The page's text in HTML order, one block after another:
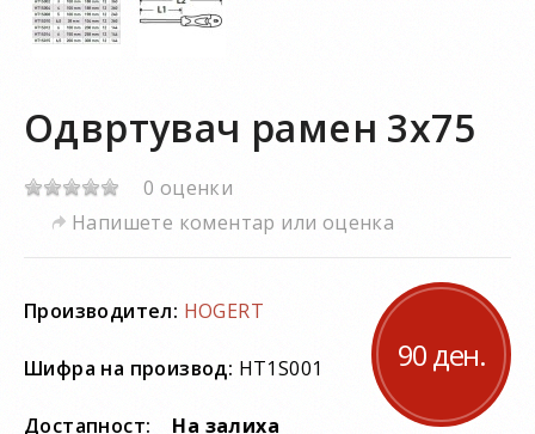
Одвртувач рамен 3х75
0 оценки
Напишете коментар или оценка
90 ден.
Производител: HOGERT
Шифра на производ: HT1S001
Достапност: На залиха